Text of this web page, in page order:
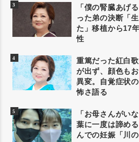
「僕の腎臓あげ
った弟の決断「
た」移植から17
性
重篤だった紅白
が出ず、顔色も
異変。自覚症状
怖さ語る
「お母さんがい
葉に一度は諦め
んでの妊娠「川